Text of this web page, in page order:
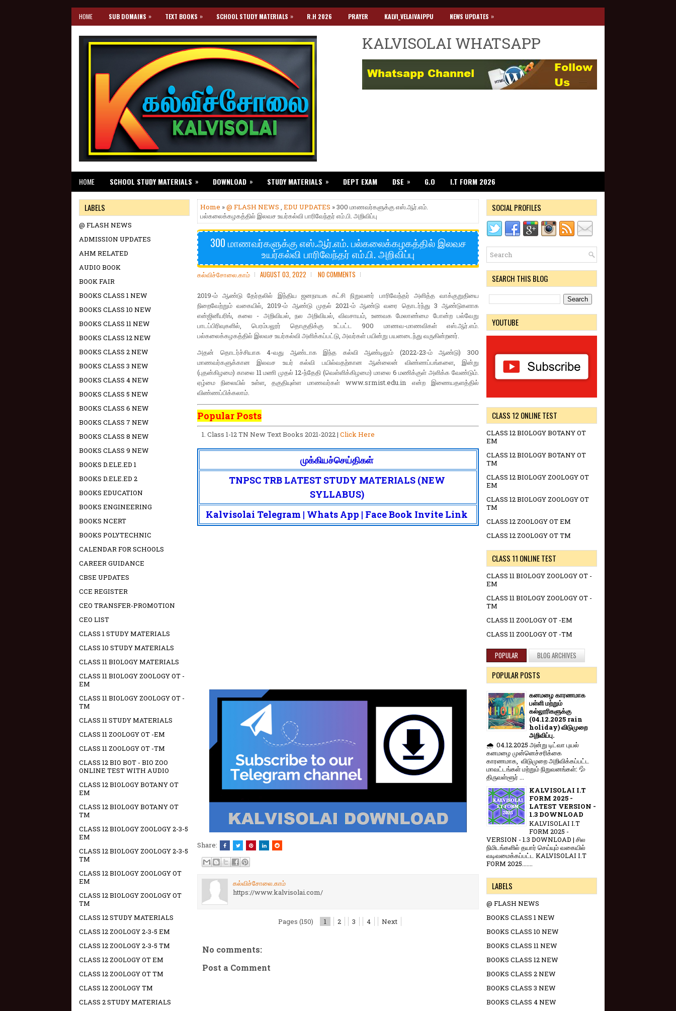
HOME SUB DOMAINS » TEXT BOOKS » SCHOOL STUDY MATERIALS » R.H 2026 PRAYER KALVI_VELAIVAIPPU NEWS UPDATES »
KALVISOLAI WHATSAPP
HOME SCHOOL STUDY MATERIALS » DOWNLOAD » STUDY MATERIALS » DEPT EXAM DSE » G.O I.T FORM 2026
Home »@ FLASH NEWS , EDU UPDATES » 300 மாணவர்களுக்கு எஸ்.ஆர்.எம்.
பல்கலைக்கழகத்தில் இலவச உயர்கல்வி பாரிவேந்தர் எம்.பி. அறிவிப்பு
300 மாணவர்களுக்கு எஸ்.ஆர்.எம். பல்கலைக்கழகத்தில் இலவச
உயர்கல்வி பாரிவேந்தர் எம்.பி. அறிவிப்பு
கல்விச்சோலை.காம் AUGUST 03, 2022 NO COMMENTS
2019-ம் ஆண்டு தேர்தலில் இந்திய ஜனநாயக கட்சி நிறுவனர் பாரிவேந்தர் அளித்த வாக்குறுதியை
நிறைவேற்றும் வகையில், 2019-ம் ஆண்டு முதல் 2021-ம் ஆண்டு வரை தொடர்ந்து 3 ஆண்டுகளாக
என்ஜினீயரிங், கலை - அறிவியல், நல அறிவியல், விவசாயம், உணவக மேலாண்மை போன்ற பல்வேறு
பாடப்பிரிவுகளில், பெரம்பலூர் தொகுதிக்கு உட்பட்ட 900 மாணவ-மாணவிகள் எஸ்.ஆர்.எம்.
பல்கலைக்கழகத்தில் இலவச உயர்கல்வி அளிக்கப்பட்டு, அவர்கள் பயின்று பயனடைந்து வருகின்றனர்.
அதன் தொடர்ச்சியாக 4-வது ஆண்டாக இந்த கல்வி ஆண்டிலும் (2022-23-ம் ஆண்டு) 300
மாணவர்களுக்கான இலவச உயர் கல்வி பயில்வதற்கான ஆன்லைன் விண்ணப்பங்களை, இன்று
(புதன்கிழமை) காலை 11 மணி முதல் 12-ந்தேதி (வெள்ளிக்கிழமை) மாலை 6 மணிக்குள் அளிக்க வேண்டும்.
ஏழ்மை நிலையில் உள்ள, தகுதியுள்ள மாணவர்கள் www.srmist.edu.in என்ற இணையதளத்தில்
விண்ணப்பிக்கலாம்.
Popular Posts
Class 1-12 TN New Text Books 2021-2022 | Click Here
முக்கியச்செய்திகள்
TNPSC TRB LATEST STUDY MATERIALS (NEW
SYLLABUS)
Kalvisolai Telegram | Whats App | Face Book Invite Link
Share:
கல்விச்சோலை.காம்
https://www.kalvisolai.com/
Pages (150) 1 2 3 4 Next
No comments:
Post a Comment
LABELS
@ FLASH NEWS
ADMISSION UPDATES
AHM RELATED
AUDIO BOOK
BOOK FAIR
BOOKS CLASS 1 NEW
BOOKS CLASS 10 NEW
BOOKS CLASS 11 NEW
BOOKS CLASS 12 NEW
BOOKS CLASS 2 NEW
BOOKS CLASS 3 NEW
BOOKS CLASS 4 NEW
BOOKS CLASS 5 NEW
BOOKS CLASS 6 NEW
BOOKS CLASS 7 NEW
BOOKS CLASS 8 NEW
BOOKS CLASS 9 NEW
BOOKS D.ELE.ED 1
BOOKS D.ELE.ED 2
BOOKS EDUCATION
BOOKS ENGINEERING
BOOKS NCERT
BOOKS POLYTECHNIC
CALENDAR FOR SCHOOLS
CAREER GUIDANCE
CBSE UPDATES
CCE REGISTER
CEO TRANSFER-PROMOTION
CEO LIST
CLASS 1 STUDY MATERIALS
CLASS 10 STUDY MATERIALS
CLASS 11 BIOLOGY MATERIALS
CLASS 11 BIOLOGY ZOOLOGY OT -
EM
CLASS 11 BIOLOGY ZOOLOGY OT -
TM
CLASS 11 STUDY MATERIALS
CLASS 11 ZOOLOGY OT -EM
CLASS 11 ZOOLOGY OT -TM
CLASS 12 BIO BOT - BIO ZOO
ONLINE TEST WITH AUDIO
CLASS 12 BIOLOGY BOTANY OT
EM
CLASS 12 BIOLOGY BOTANY OT
TM
CLASS 12 BIOLOGY ZOOLOGY 2-3-5
EM
CLASS 12 BIOLOGY ZOOLOGY 2-3-5
TM
CLASS 12 BIOLOGY ZOOLOGY OT
EM
CLASS 12 BIOLOGY ZOOLOGY OT
TM
CLASS 12 STUDY MATERIALS
CLASS 12 ZOOLOGY 2-3-5 EM
CLASS 12 ZOOLOGY 2-3-5 TM
CLASS 12 ZOOLOGY OT EM
CLASS 12 ZOOLOGY OT TM
CLASS 12 ZOOLOGY TM
CLASS 2 STUDY MATERIALS
SOCIAL PROFILES
SEARCH THIS BLOG
YOUTUBE
CLASS 12 ONLINE TEST
CLASS 12 BIOLOGY BOTANY OT
EM
CLASS 12 BIOLOGY BOTANY OT
TM
CLASS 12 BIOLOGY ZOOLOGY OT
EM
CLASS 12 BIOLOGY ZOOLOGY OT
TM
CLASS 12 ZOOLOGY OT EM
CLASS 12 ZOOLOGY OT TM
CLASS 11 ONLINE TEST
CLASS 11 BIOLOGY ZOOLOGY OT -
EM
CLASS 11 BIOLOGY ZOOLOGY OT -
TM
CLASS 11 ZOOLOGY OT -EM
CLASS 11 ZOOLOGY OT -TM
POPULAR BLOG ARCHIVES
POPULAR POSTS
கனமழை காரணமாக
பள்ளி மற்றும்
கல்லூரிகளுக்கு
(04.12.2025 rain
holiday) விடுமுறை
அறிவிப்பு.
🌧️ 04.12.2025 அன்று டிட்வா புயல்
கனமழை முன்னெச்சரிக்கை
காரணமாக, விடுமுறை அறிவிக்கப்பட்ட
மாவட்டங்கள் மற்றும் நிறுவனங்கள்: 💦
திருவள்ளூர் ...
KALVISOLAI I.T
FORM 2025 -
LATEST VERSION -
1.3 DOWNLOAD
KALVISOLAI I.T
FORM 2025 -
VERSION - 1.3 DOWNLOAD | சில
நிமிடங்களில் தயார் செய்யும் வகையில்
வடிவமைக்கப்பட்ட KALVISOLAI I.T
FORM 2025.......
LABELS
@ FLASH NEWS
BOOKS CLASS 1 NEW
BOOKS CLASS 10 NEW
BOOKS CLASS 11 NEW
BOOKS CLASS 12 NEW
BOOKS CLASS 2 NEW
BOOKS CLASS 3 NEW
BOOKS CLASS 4 NEW